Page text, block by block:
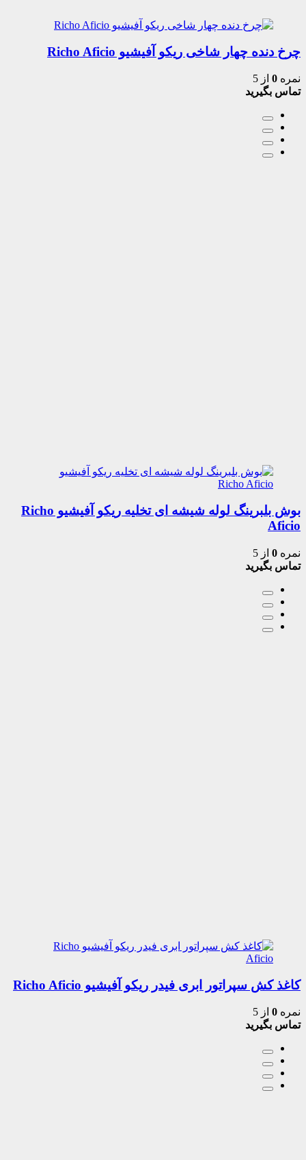
چرخ دنده چهار شاخی ریکو آفیشیو Richo Aficio
نمره 0 از 5
تماس بگیرید
بوش بلبرینگ لوله شیشه ای تخلیه ریکو آفیشیو Richo
Aficio
نمره 0 از 5
تماس بگیرید
کاغذ کش سپراتور ابری فیدر ریکو آفیشیو Richo Aficio
نمره 0 از 5
تماس بگیرید